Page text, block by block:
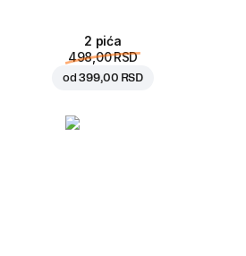
2 pića
498,00 RSD
od399,00 RSD